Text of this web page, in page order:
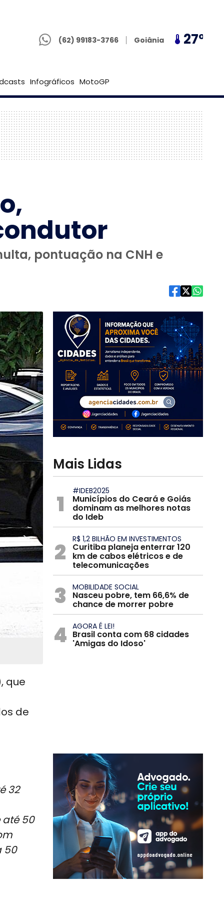
(62) 99183-3766
Goiânia 27º Brasília 27º
Infográficos MotoGP
pontuação na CNH e
que
de
32
50
50
Mais Lidas
1 #IDEB2025
Municípios do Ceará e Goiás
dominam as melhores notas
do Ideb
2 R$ 1,2 BILHÃO EM INVESTIMENTOS
Curitiba planeja enterrar 120
km de cabos elétricos e de
telecomunicações
3 MOBILIDADE SOCIAL
Nasceu pobre, tem 66,6% de
chance de morrer pobre
4 AGORA É LEI!
Brasil conta com 68 cidades
'Amigas do Idoso'